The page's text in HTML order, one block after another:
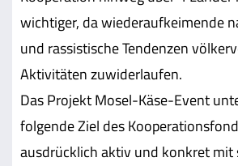
wichtiger, da wiederaufkeimende
und rassistische Tendenzen
Aktivitäten zuwiderlaufen.
Das Projekt Mosel-Käse-Event
folgende Ziel des
ausdrücklich aktiv und konkret mit